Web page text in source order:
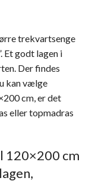
trekvartsenge
Et godt lagen i
Der findes
kan vælge
cm, er det
eller topmadras
120×200 cm